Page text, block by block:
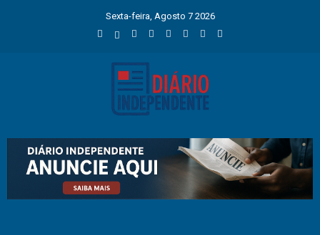
Sexta-feira, Agosto 7 2026